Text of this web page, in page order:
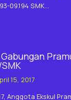
09.194 SMK…
15, 2017
Anggota Ekskul